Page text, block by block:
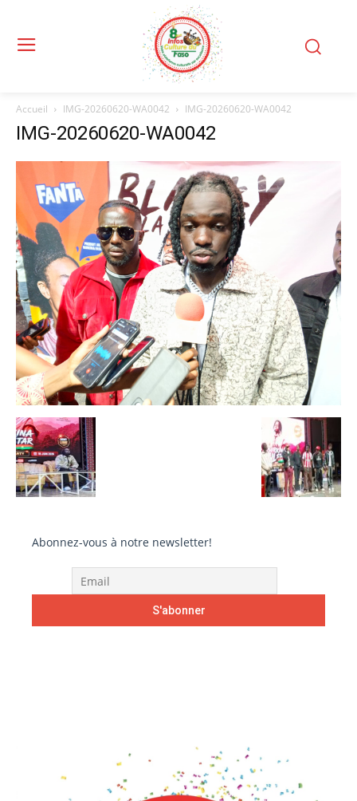
Accueil IMG-20260620-WA0042 IMG-20260620-WA0042
IMG-20260620-WA0042
Abonnez-vous à notre newsletter!